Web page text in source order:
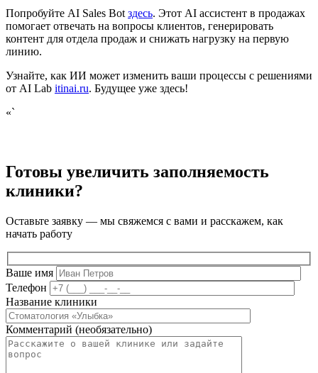
Попробуйте AI Sales Bot здесь. Этот AI ассистент в продажах
помогает отвечать на вопросы клиентов, генерировать
контент для отдела продаж и снижать нагрузку на первую
линию.
Узнайте, как ИИ может изменить ваши процессы с решениями
от AI Lab itinai.ru. Будущее уже здесь!
«`
Готовы увеличить заполняемость
клиники?
Оставьте заявку — мы свяжемся с вами и расскажем, как
начать работу
Ваше имя
Телефон
Название клиники
Комментарий (необязательно)